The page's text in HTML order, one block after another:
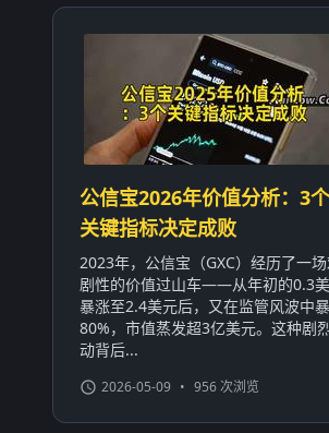
公信宝2026年价值分析：3个
关键指标决定成败
2023年，公信宝（GXC）经历了一
剧性的价值过山车——从年初的0.3
暴涨至2.4美元后，又在监管风波中
80%，市值蒸发超3亿美元。这种剧
动背后...
2026-05-09 • 956 次浏览